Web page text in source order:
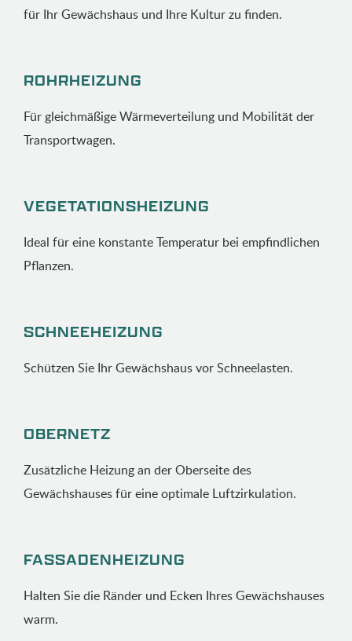
für Ihr Gewächshaus und Ihre Kultur zu finden.
ROHRHEIZUNG
Für gleichmäßige Wärmeverteilung und Mobilität der
Transportwagen.
VEGETATIONSHEIZUNG
Ideal für eine konstante Temperatur bei empfindlichen
Pflanzen.
SCHNEEHEIZUNG
Schützen Sie Ihr Gewächshaus vor Schneelasten.
OBERNETZ
Zusätzliche Heizung an der Oberseite des
Gewächshauses für eine optimale Luftzirkulation.
FASSADENHEIZUNG
Halten Sie die Ränder und Ecken Ihres Gewächshauses
warm.